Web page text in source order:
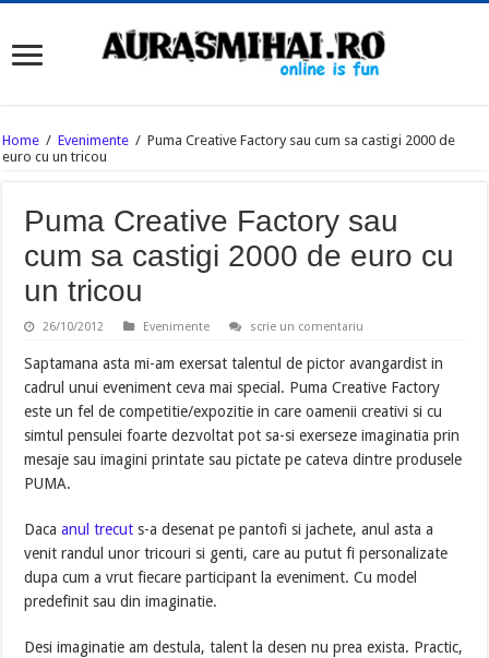
Home / Evenimente / Puma Creative Factory sau cum sa castigi 2000 de
euro cu un tricou
Puma Creative Factory sau
cum sa castigi 2000 de euro cu
un tricou
26/10/2012 Evenimente scrie un comentariu
Saptamana asta mi-am exersat talentul de pictor avangardist in
cadrul unui eveniment ceva mai special. Puma Creative Factory
este un fel de competitie/expozitie in care oamenii creativi si cu
simtul pensulei foarte dezvoltat pot sa-si exerseze imaginatia prin
mesaje sau imagini printate sau pictate pe cateva dintre produsele
PUMA.
Dacaanul trecut s-a desenat pe pantofi si jachete, anul asta a
venit randul unor tricouri si genti, care au putut fi personalizate
dupa cum a vrut fiecare participant la eveniment. Cu model
predefinit sau din imaginatie.
Desi imaginatie am destula, talent la desen nu prea exista. Practic,